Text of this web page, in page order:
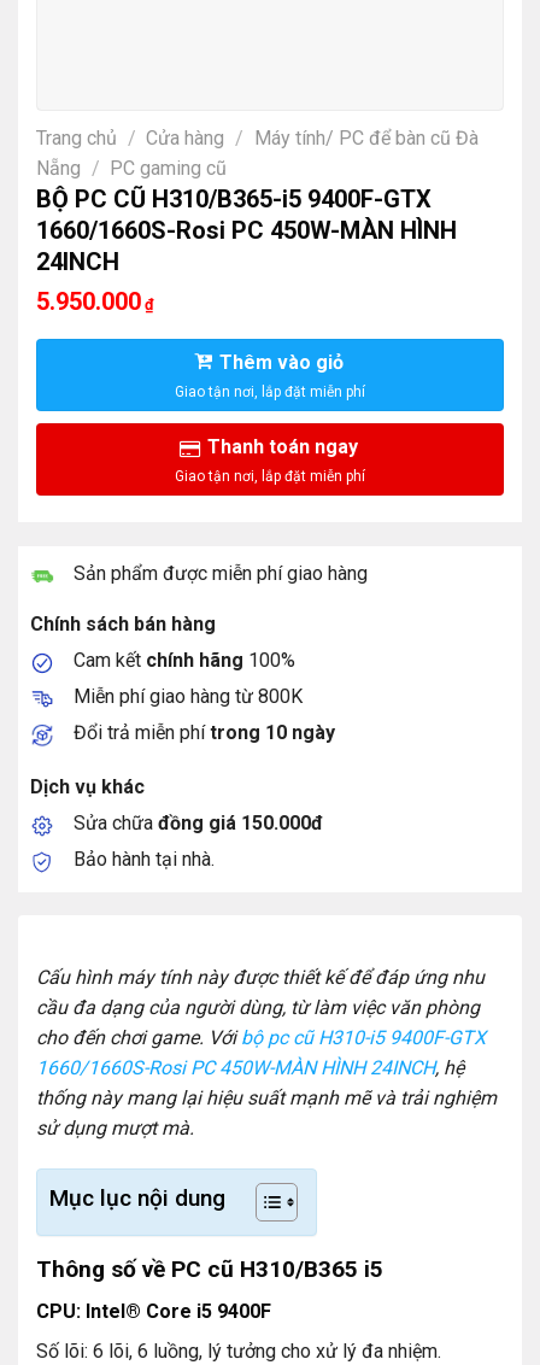
Trang chủ / Cửa hàng /
Máy tính/ PC để bàn cũ Đà
Nẵng / PC gaming cũ
BỘ PC CŨ H310/B365-i5 9400F-GTX
1660/1660S-Rosi PC 450W-MÀN HÌNH
24INCH
5.950.000 ₫
Thêm vào giỏ
Thanh toán ngay
Sản phẩm được miễn phí giao hàng
Chính sách bán hàng
Cam kết chính hãng 100%
Miễn phí giao hàng từ 800K
Đổi trả miễn phítrong 10 ngày
Dịch vụ khác
Sửa chữa đồng giá 150.000đ
Bảo hành tại nhà.
Cấu hình máy tính này được thiết kế để đáp ứng nhu
cầu đa dạng của người dùng, từ làm việc văn phòng
cho đến chơi game. Vớibộ pc cũ H310-i5 9400F-GTX
1660/1660S-Rosi PC 450W-MÀN HÌNH 24INCH, hệ
thống này mang lại hiệu suất mạnh mẽ và trải nghiệm
sử dụng mượt mà.
Mục lục nội dung
Thông số về PC cũ H310/B365 i5
CPU: Intel® Core i5 9400F
Số lõi: 6 lõi, 6 luồng, lý tưởng cho xử lý đa nhiệm.